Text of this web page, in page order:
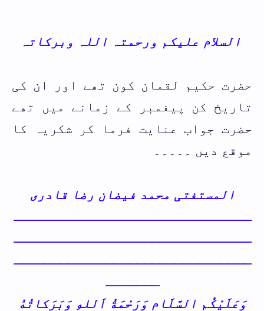
السلام علیکم ورحمتہ اللہ وبرکاتہ
حضرت حکیم لقمان کون تھے اور ان کی
تاریخ کن پیغمبر کے زمانے میں تھے
حضرت جواب عنایت فرما کر شکریہ کا
موقع دیں ۔۔۔۔۔
المستفتی محمد فیضان رضا قادری
ـــــــــــــــــــــــــــــــ
ـــــــــــــــــــــــــــــــ
ـــــــــــــــــــــــــــــــ
ـــــــ
وَعَلَيْكُم السَّلَام وَرَحْمَةُ اَللهِ وَبَرَكاتُهُ‎